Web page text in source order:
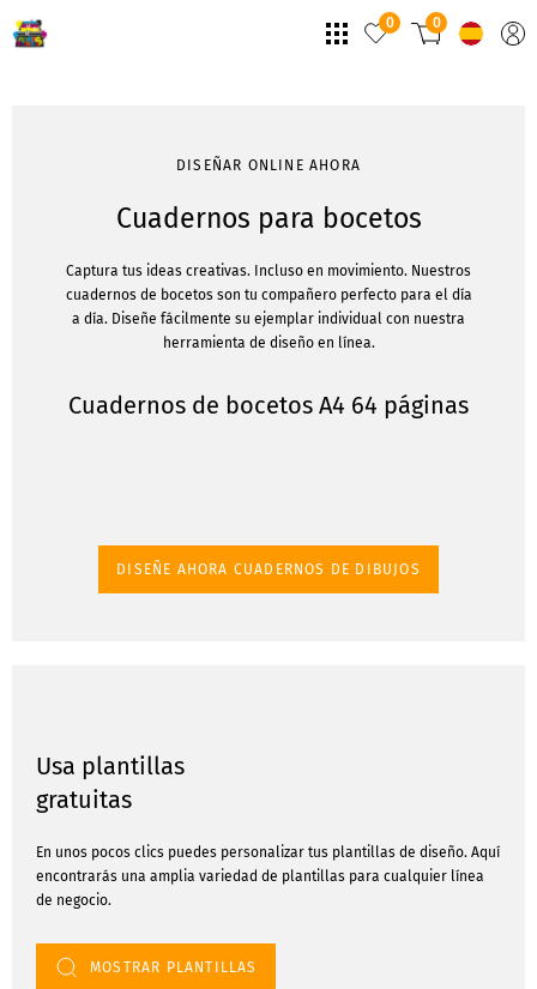
0 0
DISEÑAR ONLINE AHORA
Cuadernos para bocetos
Captura tus ideas creativas. Incluso en movimiento. Nuestros
cuadernos de bocetos son tu compañero perfecto para el día
a día. Diseñe fácilmente su ejemplar individual con nuestra
herramienta de diseño en línea.
Cuadernos de bocetos A4 64 páginas
DISEÑE AHORA CUADERNOS DE DIBUJOS
Usa plantillas
gratuitas
En unos pocos clics puedes personalizar tus plantillas de diseño. Aquí
encontrarás una amplia variedad de plantillas para cualquier línea
de negocio.
MOSTRAR PLANTILLAS